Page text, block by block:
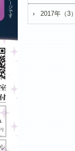
2017年（3）